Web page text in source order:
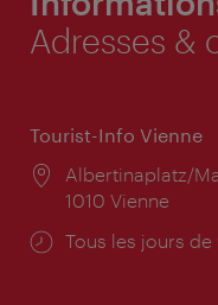
Adresses &
Tourist-Info Vienne
Lieu:
Albertinaplatz/
1010 Vienne
Horaires
Tous les jours de